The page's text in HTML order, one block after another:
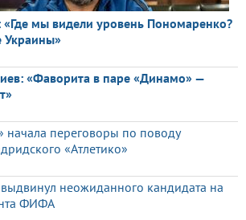
«Где мы видели уровень Пономаренко?
Украины»
«Фаворита в паре «Динамо» —
начала переговоры по поводу
«Атлетико»
неожиданного кандидата на
ФИФА